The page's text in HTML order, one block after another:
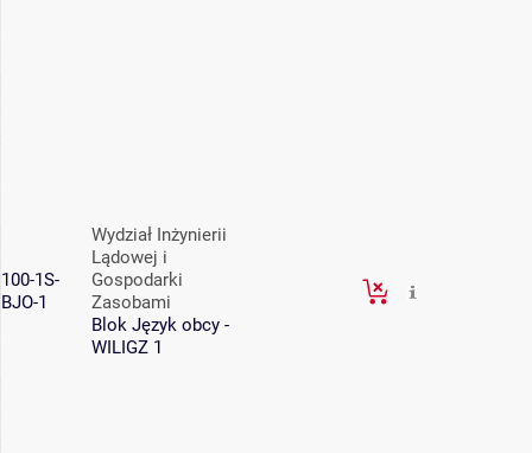
100-1S-
BJO-1
Wydział Inżynierii
Lądowej i
Gospodarki
Zasobami
Blok Język obcy -
WILIGZ 1